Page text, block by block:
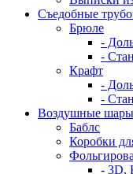
Съедобные
Брюле
-
-
Крафт
-
-
Воздушные шары
Баблс
Коробки
- 3D,